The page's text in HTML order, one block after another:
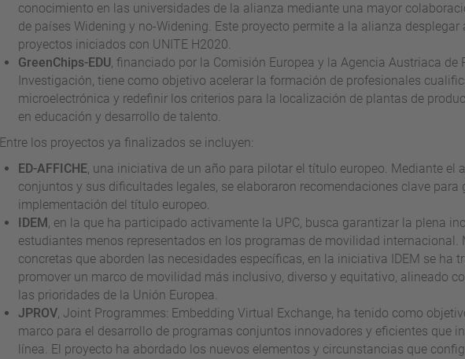
conocimiento en las universidades de la alianza mediante una mayor
de países Widening y no-Widening. Este proyecto permite a la alianza desplegar
proyectos iniciados con UNITE H2020.
GreenChips-EDU, financiado por la Comisión Europea y la Agencia Austriaca de
Investigación, tiene como objetivo acelerar la formación de profesionales
microelectrónica y redefinir los criterios para la localización de plantas de
en educación y desarrollo de talento.
Entre los proyectos ya finalizados se incluyen:
ED-AFFICHE, una iniciativa de un año para pilotar el título europeo. Mediante el
conjuntos y sus dificultades legales, se elaboraron recomendaciones clave para
implementación del título europeo.
IDEM , en la que ha participado activamente la UPC, busca garantizar la plena
estudiantes menos representados en los programas de movilidad internacional.
concretas que aborden las necesidades específicas, en la iniciativa IDEM se ha
promover un marco de movilidad más inclusivo, diverso y equitativo, alineado
las prioridades de la Unión Europea.
JPROV, Joint Programmes: Embedding Virtual Exchange, ha tenido como
marco para el desarrollo de programas conjuntos innovadores y eficientes que
línea. El proyecto ha abordado los nuevos elementos y circunstancias que